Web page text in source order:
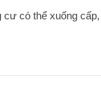
cư có thể xuống